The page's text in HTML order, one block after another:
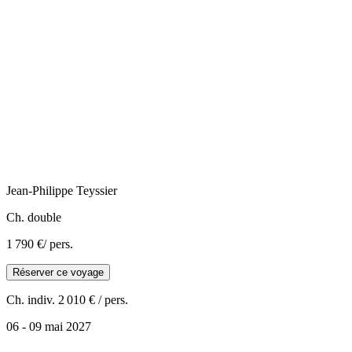
Jean-Philippe Teyssier
Ch. double
1 790 €/ pers.
Réserver ce voyage
Ch. indiv. 2 010 € / pers.
06 - 09 mai 2027